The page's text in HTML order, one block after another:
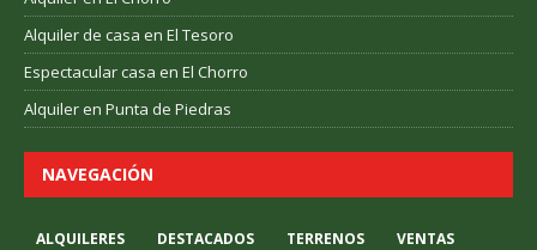
Alquiler de casa en El Tesoro
Espectacular casa en El Chorro
Alquiler en Punta de Piedras
NAVEGACIÓN
ALQUILERES DESTACADOS TERRENOS VENTAS